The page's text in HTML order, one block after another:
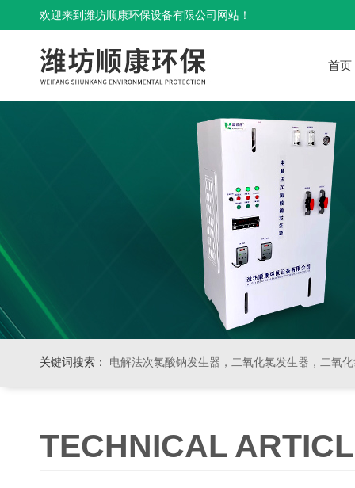
欢迎来到潍坊顺康环保设备有限公司网站！
首页
关键词搜索： 电解法次氯酸钠发生器，二氧化氯发生器，二氧化氯投加器，缓释消毒器
TECHNICAL